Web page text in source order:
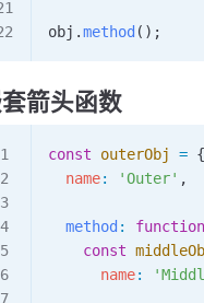
obj .method ();
箭头函数
const outerObj = {
  name
: 'Outer' ,
  method
: function
    const
      name
: